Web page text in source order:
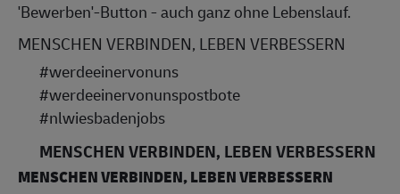
'Bewerben'-Button - auch ganz ohne Lebenslauf.
MENSCHEN VERBINDEN, LEBEN VERBESSERN
#werdeeinervonuns
#werdeeinervonunspostbote
#nlwiesbadenjobs
MENSCHEN VERBINDEN, LEBEN VERBESSERN
MENSCHEN VERBINDEN, LEBEN VERBESSERN